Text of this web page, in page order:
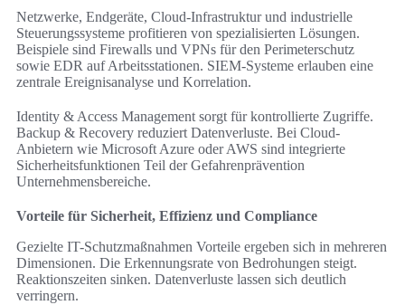
Netzwerke, Endgeräte, Cloud-Infrastruktur und industrielle
Steuerungssysteme profitieren von spezialisierten Lösungen.
Beispiele sind Firewalls und VPNs für den Perimeterschutz
sowie EDR auf Arbeitsstationen. SIEM-Systeme erlauben eine
zentrale Ereignisanalyse und Korrelation.
Identity & Access Management sorgt für kontrollierte Zugriffe.
Backup & Recovery reduziert Datenverluste. Bei Cloud-
Anbietern wie Microsoft Azure oder AWS sind integrierte
Sicherheitsfunktionen Teil der Gefahrenprävention
Unternehmensbereiche.
Vorteile für Sicherheit, Effizienz und Compliance
Gezielte IT-Schutzmaßnahmen Vorteile ergeben sich in mehreren
Dimensionen. Die Erkennungsrate von Bedrohungen steigt.
Reaktionszeiten sinken. Datenverluste lassen sich deutlich
verringern.